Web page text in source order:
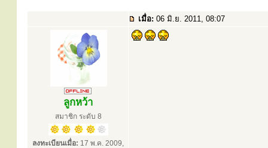
เมื่อ: 06 มิ.ย. 2011, 08:07
ลูกหว้า
สมาชิก ระดับ 8
ลงทะเบียนเมื่อ: 17 พ.ค. 2009,